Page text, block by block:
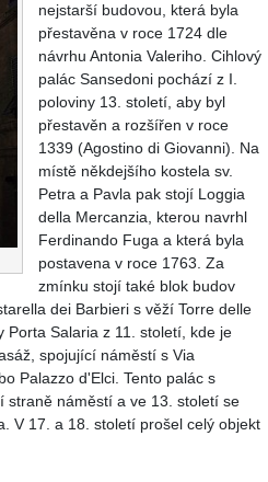
nejstarší budovou, která byla
přestavěna v roce 1724 dle
návrhu Antonia Valeriho. Cihlový
palác Sansedoni pochází z I.
poloviny 13. století, aby byl
přestavěn a rozšířen v roce
1339 (Agostino di Giovanni). Na
místě někdejšího kostela sv.
Petra a Pavla pak stojí Loggia
della Mercanzia, kterou navrhl
Ferdinando Fuga a která byla
postavena v roce 1763. Za
zmínku stojí také blok budov
dei Barbieri s věží Torre delle
Salaria z 11. století, kde je
spojující náměstí s Via
Palazzo d'Elci. Tento palác s
straně náměstí a ve 13. století se
V 17. a 18. století prošel celý objekt